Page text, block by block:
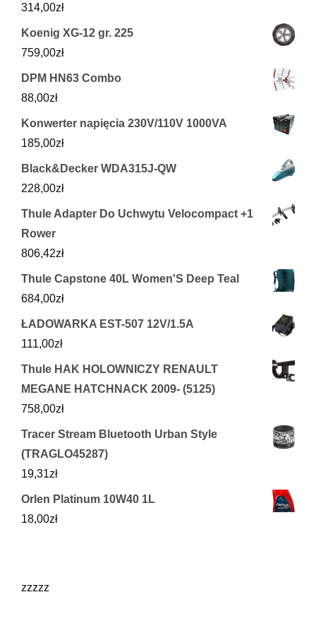
314,00zł
Koenig XG-12 gr. 225
759,00zł
DPM HN63 Combo
88,00zł
Konwerter napięcia 230V/110V 1000VA
185,00zł
Black&Decker WDA315J-QW
228,00zł
Thule Adapter Do Uchwytu Velocompact +1
Rower
806,42zł
Thule Capstone 40L Women'S Deep Teal
684,00zł
ŁADOWARKA EST-507 12V/1.5A
111,00zł
Thule HAK HOLOWNICZY RENAULT
MEGANE HATCHNACK 2009- (5125)
758,00zł
Tracer Stream Bluetooth Urban Style
(TRAGLO45287)
19,31zł
Orlen Platinum 10W40 1L
18,00zł
zzzzz